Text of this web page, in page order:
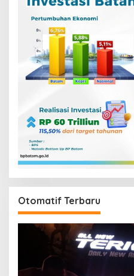
Otomatif Terbaru